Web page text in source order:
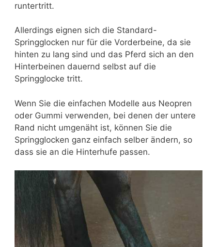
runtertritt.
Allerdings eignen sich die Standard-
Springglocken nur für die Vorderbeine, da sie
hinten zu lang sind und das Pferd sich an den
Hinterbeinen dauernd selbst auf die
Springglocke tritt.
Wenn Sie die einfachen Modelle aus Neopren
oder Gummi verwenden, bei denen der untere
Rand nicht umgenäht ist, können Sie die
Springglocken ganz einfach selber ändern, so
dass sie an die Hinterhufe passen.